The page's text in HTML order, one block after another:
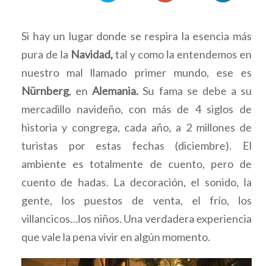
Si hay un lugar donde se respira la esencia más
pura de la Navidad,tal y como la entendemos en
nuestro mal llamado primer mundo, ese es
Nürnberg, enAlemania.Su fama se debe a su
mercadillo navideño, con más de 4 siglos de
historia y congrega, cada año, a 2 millones de
turistas por estas fechas (diciembre). El
ambiente es totalmente de cuento, pero de
cuento de hadas. La decoración, el sonido, la
gente, los puestos de venta, el frío, los
villancicos…los niños. Una verdadera experiencia
que vale la pena vivir en algún momento.